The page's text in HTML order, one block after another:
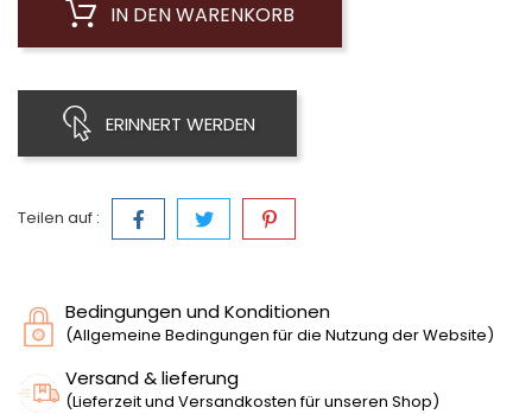
IN DEN WARENKORB
ERINNERT WERDEN
Teilen auf :
Bedingungen und Konditionen
(Allgemeine Bedingungen für die Nutzung der Website)
Versand & lieferung
(Lieferzeit und Versandkosten für unseren Shop)